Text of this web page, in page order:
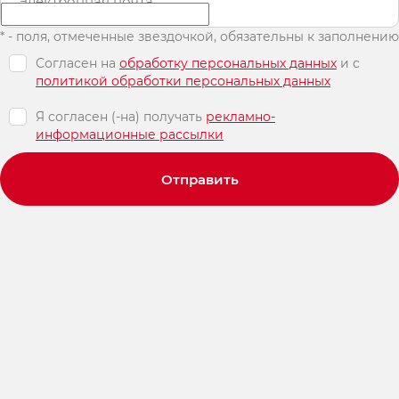
* - поля, отмеченные звездочкой, обязательны к заполнению
Согласен на обработку персональных данных и c
политикой обработки персональных данных
Я согласен (-на) получать рекламно-
информационные рассылки
Отправить